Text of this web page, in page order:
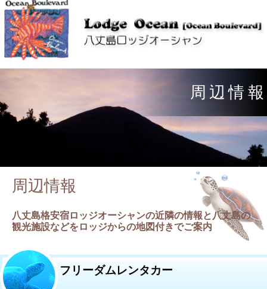
周 辺情 報
周辺情報
八丈島格安宿ロッジオーシャンの近隣の情報と八丈島の
観光施設などをロッジからの地図付きでご案内
フリーダムレンタカー